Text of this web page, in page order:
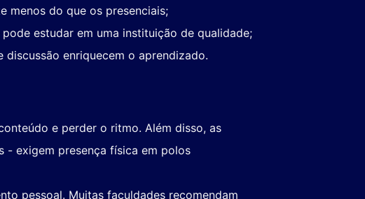
menos do que os presenciais;
estudar em uma instituição de qualidade;
enriquecem o aprendizado.
e perder o ritmo. Além disso, as
- exigem presença física em polos
pessoal. Muitas faculdades recomendam